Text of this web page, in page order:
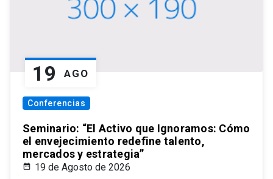
19 AGO
Conferencias
Seminario: “El Activo que Ignoramos: Cómo
el envejecimiento redefine talento,
mercados y estrategia”
19 de Agosto de 2026